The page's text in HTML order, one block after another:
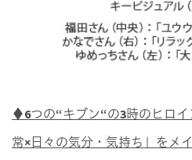
♦6つの“キブン“の3時のヒロ
常×日々の気分・気持ち」をメ